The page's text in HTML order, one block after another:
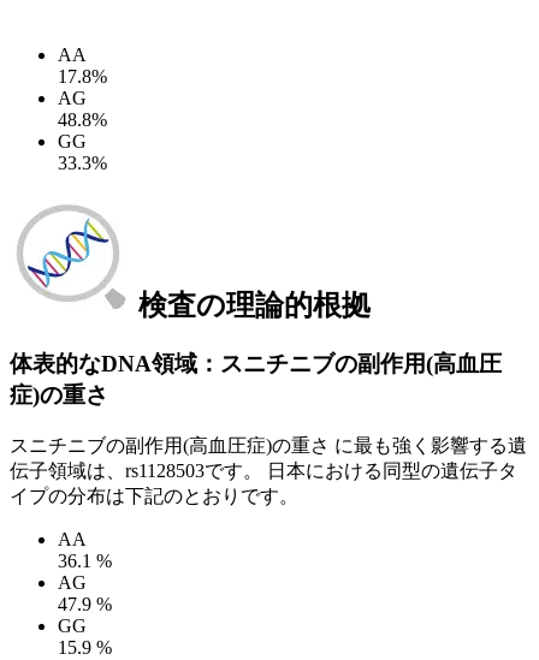
AA
17.8%
AG
48.8%
GG
33.3%
検査の理論的根拠
体表的なDNA領域：スニチニブの副作用(高血圧
症)の重さ
スニチニブの副作用(高血圧症)の重さ に最も強く影響する遺
伝子領域は、rs1128503です。 日本における同型の遺伝子タ
イプの分布は下記のとおりです。
AA
36.1 %
AG
47.9 %
GG
15.9 %